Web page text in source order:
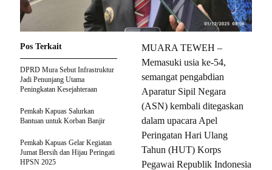
MUARA TEWEH –
Memasuki usia ke-54,
semangat pengabdian
Aparatur Sipil Negara
(ASN) kembali ditegaskan
dalam upacara Apel
Peringatan Hari Ulang
Tahun (HUT) Korps
Pegawai Republik Indonesia
Pos Terkait
DPRD Mura Sebut Infrastruktur
Jadi Penunjang Utama
Peningkatan Kesejahteraan
Pemkab Kapuas Salurkan
Bantuan untuk Korban Banjir
Pemkab Kapuas Gelar Kegiatan
Jumat Bersih dan Hijau Peringati
HPSN 2025